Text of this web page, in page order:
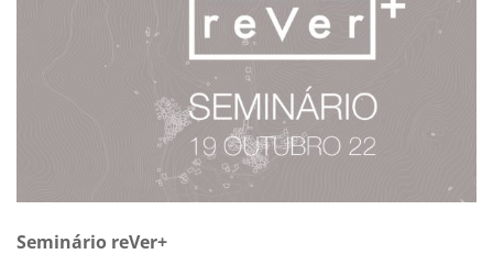
Seminário reVer+